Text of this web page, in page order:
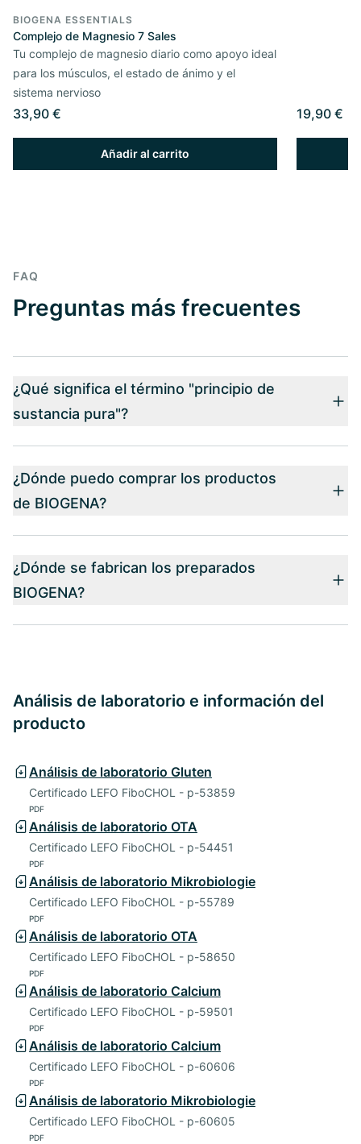
BIOGENA ESSENTIALS
Complejo de Magnesio 7 Sales
Tu complejo de magnesio diario como apoyo ideal
para los músculos, el estado de ánimo y el
sistema nervioso
33,90 €
Añadir al carrito
19,90 €
FAQ
Preguntas más frecuentes
¿Qué significa el término "principio de
sustancia pura"?
¿Dónde puedo comprar los productos
de BIOGENA?
¿Dónde se fabrican los preparados
BIOGENA?
Análisis de laboratorio e información del
producto
Análisis de laboratorio Gluten
Certificado LEFO FiboCHOL - p-53859
PDF
Análisis de laboratorio OTA
Certificado LEFO FiboCHOL - p-54451
PDF
Análisis de laboratorio Mikrobiologie
Certificado LEFO FiboCHOL - p-55789
PDF
Análisis de laboratorio OTA
Certificado LEFO FiboCHOL - p-58650
PDF
Análisis de laboratorio Calcium
Certificado LEFO FiboCHOL - p-59501
PDF
Análisis de laboratorio Calcium
Certificado LEFO FiboCHOL - p-60606
PDF
Análisis de laboratorio Mikrobiologie
Certificado LEFO FiboCHOL - p-60605
PDF